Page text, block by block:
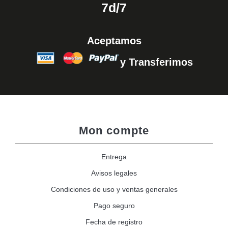
7d/7
Aceptamos
y Transferimos
Mon compte
Entrega
Avisos legales
Condiciones de uso y ventas generales
Pago seguro
Fecha de registro